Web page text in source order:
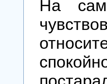
На